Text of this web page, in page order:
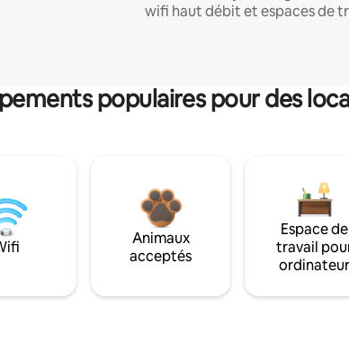
wifi haut débit et espaces de
populaires pour des
Animaux
acceptés
Espace de
travail
ordinateur